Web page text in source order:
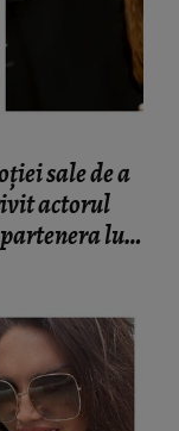
sale de a
actorul
partenera lui